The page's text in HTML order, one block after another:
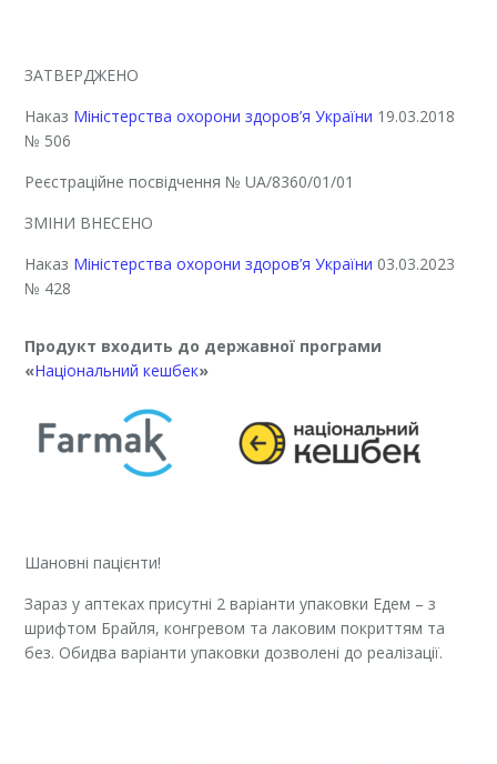
ЗАТВЕРДЖЕНО
Наказ Міністерства охорони здоров’я України 19.03.2018
№ 506
Реєстраційне посвідчення № UA/8360/01/01
ЗМІНИ ВНЕСЕНО
Наказ Міністерства охорони здоров’я України 03.03.2023
№ 428
Продукт входить до державної програми
«Національний кешбек»
Шановні пацієнти!
Зараз у аптеках присутні 2 варіанти упаковки Едем – з
шрифтом Брайля, конгревом та лаковим покриттям та
без. Обидва варіанти упаковки дозволені до реалізації.